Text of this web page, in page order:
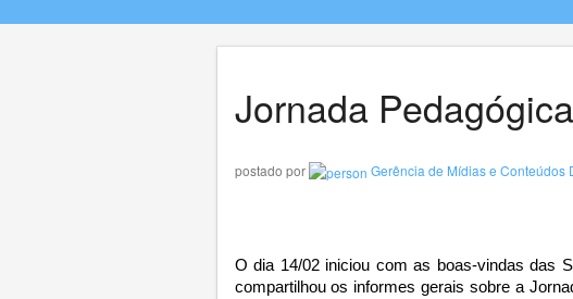
Jornada
postado por Gerência de Mídias e Conteúdos
O dia 14/02 iniciou com as boas-vindas das
compartilhou os informes gerais sobre a